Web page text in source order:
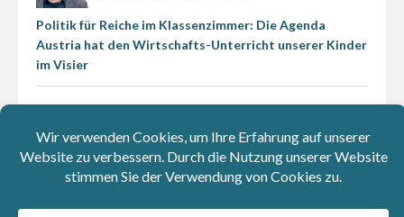
Politik für Reiche im Klassenzimmer: Die Agenda
Austria hat den Wirtschafts-Unterricht unserer Kinder
im Visier
Cartoons